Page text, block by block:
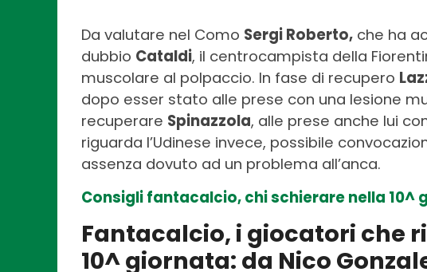
Da valutare nel Como Sergi Roberto, che ha
dubbio Cataldi, il centrocampista della
muscolare al polpaccio. In fase di recupero
dopo esser stato alle prese con una lesione
recuperare Spinazzola, alle prese anche lui
riguarda l’Udinese invece, possibile
assenza dovuto ad un problema all’anca.
Consigli fantacalcio, chi schierare nella 10^
Fantacalcio, i giocatori che
10^ giornata: da Nico